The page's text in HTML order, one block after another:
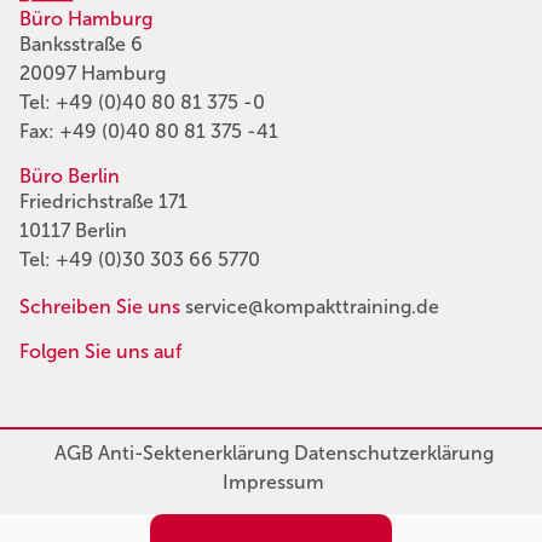
Büro Hamburg
Banksstraße 6
20097 Hamburg
Tel: +49 (0)40 80 81 375 -0
Fax: +49 (0)40 80 81 375 -41
Büro Berlin
Friedrichstraße 171
10117 Berlin
Tel: +49 (0)30 303 66 5770
Schreiben Sie uns service@kompakttraining.de
Folgen Sie uns auf
AGBAnti-SektenerklärungDatenschutzerklärung
Impressum